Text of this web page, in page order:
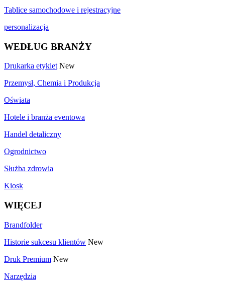
Tablice samochodowe i rejestracyjne
personalizacja
WEDŁUG BRANŻY
Drukarka etykiet New
Przemysł, Chemia i Produkcja
Oświata
Hotele i branża eventowa
Handel detaliczny
Ogrodnictwo
Służba zdrowia
Kiosk
WIĘCEJ
Brandfolder
Historie sukcesu klientów New
Druk Premium New
Narzędzia